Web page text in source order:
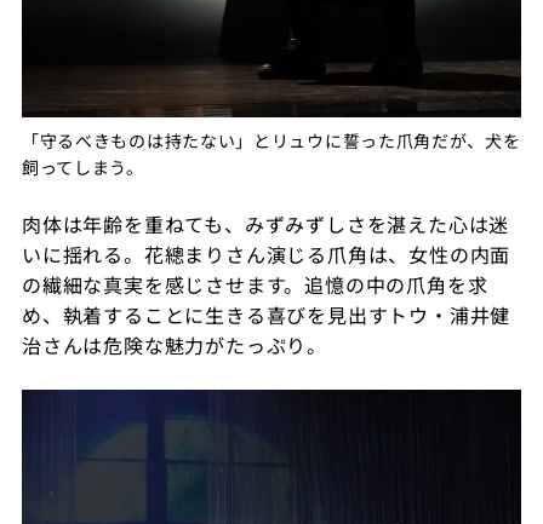
「守るべきものは持たない」とリュウに誓った爪角だが、犬を
飼ってしまう。
肉体は年齢を重ねても、みずみずしさを湛えた心は迷
いに揺れる。花總まりさん演じる爪角は、女性の内面
の繊細な真実を感じさせます。追憶の中の爪角を求
め、執着することに生きる喜びを見出すトウ・浦井健
治さんは危険な魅力がたっぷり。